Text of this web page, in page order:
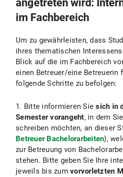
angetreten wird:
im Fachbereich
Um zu gewährleisten, dass
ihres thematischen
Blick auf die im Fachbereich
einen Betreuer/eine Betreuerin
folgende Schritte zu befolgen:
1. Bitte informieren Siesich in
Semester vorangeht, in dem
schreiben möchten, an dieser
Betreuer Bachelorarbeiten),
zur Betreuung von
stehen. Bitte geben Sie Ihre
jeweils bis zum vorvorletzten